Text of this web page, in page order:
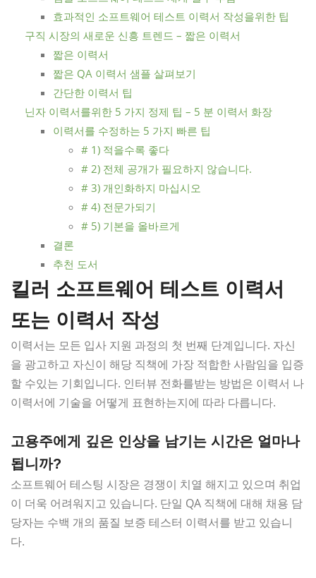
효과적인 소프트웨어 테스트 이력서 작성을위한 팁
구직 시장의 새로운 신흥 트렌드 – 짧은 이력서
짧은 이력서
짧은 QA 이력서 샘플 살펴보기
간단한 이력서 팁
닌자 이력서를위한 5 가지 정제 팁 – 5 분 이력서 화장
이력서를 수정하는 5 가지 빠른 팁
# 1) 적을수록 좋다
# 2) 전체 공개가 필요하지 않습니다.
# 3) 개인화하지 마십시오
# 4) 전문가되기
# 5) 기본을 올바르게
결론
추천 도서
킬러 소프트웨어 테스트 이력서
또는 이력서 작성
이력서는 모든 입사 지원 과정의 첫 번째 단계입니다. 자신
을 광고하고 자신이 해당 직책에 가장 적합한 사람임을 입증
할 수있는 기회입니다. 인터뷰 전화를받는 방법은 이력서 나
이력서에 기술을 어떻게 표현하는지에 따라 다릅니다.
고용주에게 깊은 인상을 남기는 시간은 얼마나
됩니까?
소프트웨어 테스팅 시장은 경쟁이 치열 해지고 있으며 취업
이 더욱 어려워지고 있습니다. 단일 QA 직책에 대해 채용 담
당자는 수백 개의 품질 보증 테스터 이력서를 받고 있습니
다.